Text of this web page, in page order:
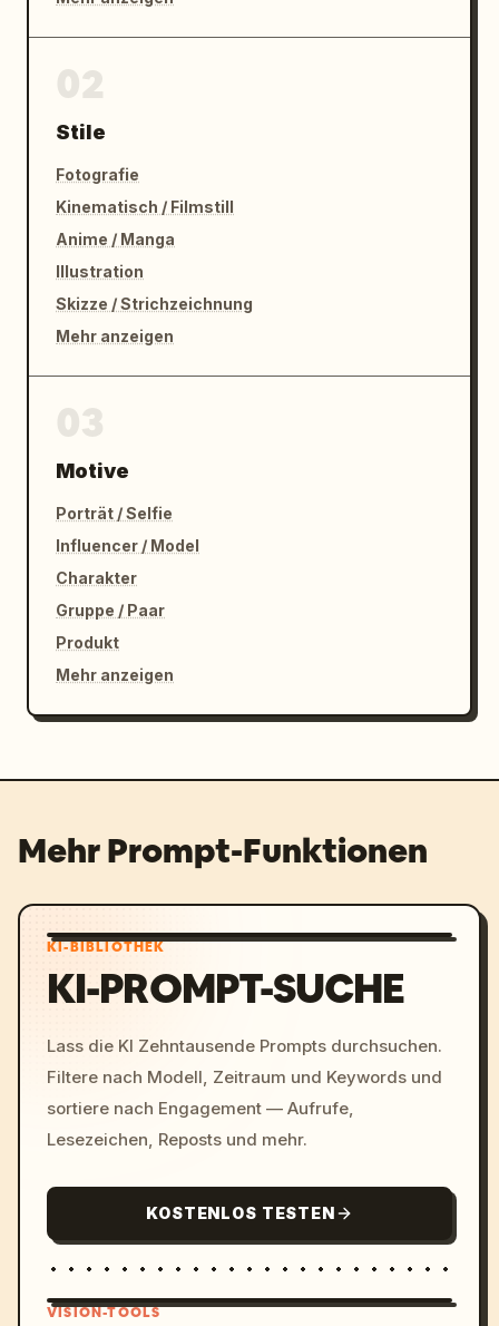
Stile
Fotografie
Kinematisch / Filmstill
Anime / Manga
Illustration
Skizze / Strichzeichnung
Mehr anzeigen
Motive
Porträt / Selfie
Influencer / Model
Charakter
Gruppe / Paar
Produkt
Mehr anzeigen
Mehr Prompt-Funktionen
KI-BIBLIOTHEK
KI-PROMPT-SUCHE
Lass die KI Zehntausende Prompts durchsuchen.
Filtere nach Modell, Zeitraum und Keywords und
sortiere nach Engagement — Aufrufe,
Lesezeichen, Reposts und mehr.
KOSTENLOS TESTEN
VISION-TOOLS